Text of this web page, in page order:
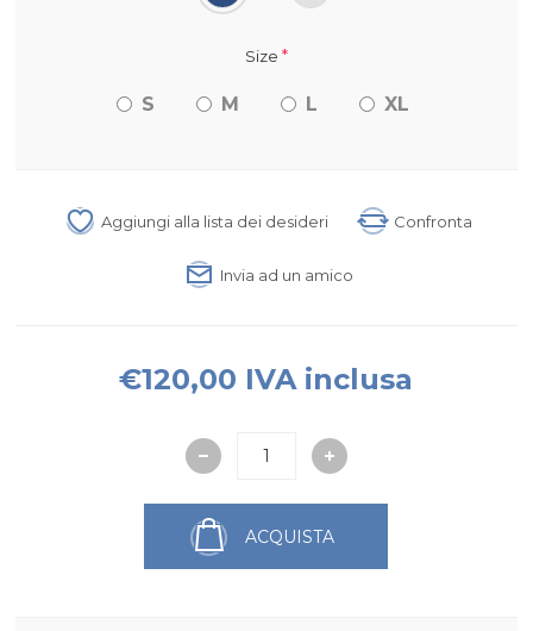
Size *
S M L XL
Aggiungi alla lista dei desideri Confronta
Invia ad un amico
€120,00 IVA inclusa
ACQUISTA